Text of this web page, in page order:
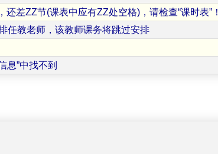
差ZZ节(课表中应有ZZ处空格)，请检查“课时表”！
任教老师，该教师课务将跳过安排
息”中找不到